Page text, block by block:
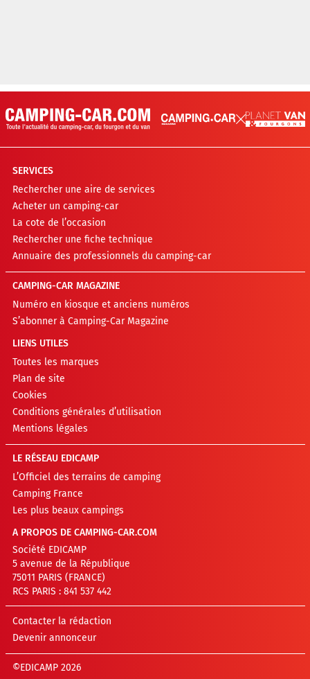
SERVICES
Rechercher une aire de services
Acheter un camping-car
La cote de l’occasion
Rechercher une fiche technique
Annuaire des professionnels du camping-car
CAMPING-CAR MAGAZINE
Numéro en kiosque et anciens numéros
S’abonner à Camping-Car Magazine
LIENS UTILES
Toutes les marques
Plan de site
Cookies
Conditions générales d’utilisation
Mentions légales
LE RÉSEAU EDICAMP
L’Officiel des terrains de camping
Camping France
Les plus beaux campings
A PROPOS DE CAMPING-CAR.COM
Société EDICAMP
5 avenue de la République
75011 PARIS (FRANCE)
RCS PARIS : 841 537 442
Contacter la rédaction
Devenir annonceur
©EDICAMP 2026